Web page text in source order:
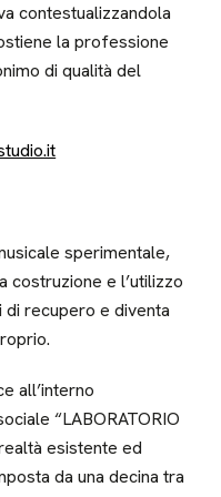
contestualizzandola
la professione
di qualità del
sperimentale,
costruzione e l’utilizzo
di recupero e diventa
all’interno
“LABORATORIO
esistente ed
da una decina tra